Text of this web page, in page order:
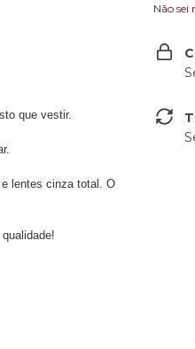
que vestir.
lentes cinza total. O
Não sei